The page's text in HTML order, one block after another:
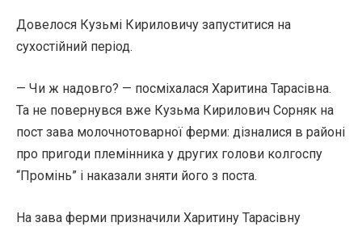
Довелося Кузьмі Кириловичу запуститися на
сухостійний період.
— Чи ж надовго? — посміхалася Харитина Тарасівна.
Та не повернувся вже Кузьма Кирилович Сорняк на
пост зава молочнотоварної ферми: дізналися в районі
про пригоди племінника у других голови колгоспу
“Промінь” і наказали зняти його з поста.
На зава ферми призначили Харитину Тарасівну